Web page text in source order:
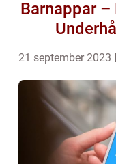
Barnappar –
21 september 2023